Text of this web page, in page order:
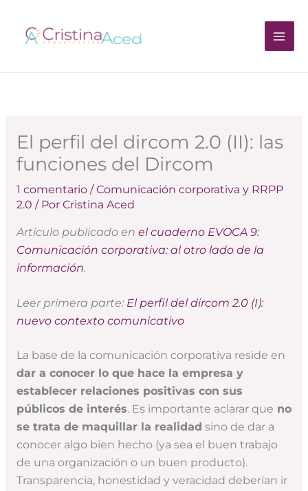
contenido
El perfil del dircom 2.0 (II): las
funciones del Dircom
1 comentario /Comunicación corporativa y RRPP
2.0 / Por Cristina Aced
Artículo publicado en el cuaderno EVOCA 9:
Comunicación corporativa: al otro lado de la
información.
Leer primera parte: El perfil del dircom 2.0 (I):
nuevo contexto comunicativo
La base de la comunicación corporativa reside en
dar a conocer lo que hace la empresa y
establecer relaciones positivas con sus
públicos de interés. Es importante aclarar que no
se trata de maquillar la realidad sino de dar a
conocer algo bien hecho (ya sea el buen trabajo
de una organización o un buen producto).
Transparencia, honestidad y veracidad deberían ir